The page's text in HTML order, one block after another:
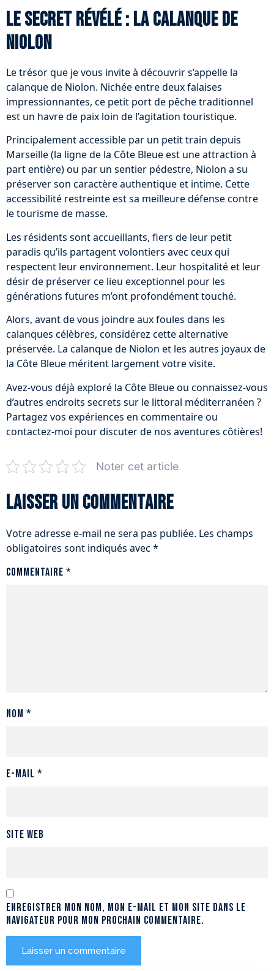
Le secret révélé : la calanque de
Niolon
Le trésor que je vous invite à découvrir s’appelle la
calanque de Niolon. Nichée entre deux falaises
impressionnantes, ce petit port de pêche traditionnel
est un havre de paix loin de l’agitation touristique.
Principalement accessible par un petit train depuis
Marseille (la ligne de la Côte Bleue est une attraction à
part entière) ou par un sentier pédestre, Niolon a su
préserver son caractère authentique et intime. Cette
accessibilité restreinte est sa meilleure défense contre
le tourisme de masse.
Les résidents sont accueillants, fiers de leur petit
paradis qu’ils partagent volontiers avec ceux qui
respectent leur environnement. Leur hospitalité et leur
désir de préserver ce lieu exceptionnel pour les
générations futures m’ont profondément touché.
Alors, avant de vous joindre aux foules dans les
calanques célèbres, considérez cette alternative
préservée. La calanque de Niolon et les autres joyaux de
la Côte Bleue méritent largement votre visite.
Avez-vous déjà exploré la Côte Bleue ou connaissez-vous
d’autres endroits secrets sur le littoral méditerranéen ?
Partagez vos expériences en commentaire ou
contactez-moi pour discuter de nos aventures côtières!
Noter cet article
Laisser un commentaire
Votre adresse e-mail ne sera pas publiée. Les champs
obligatoires sont indiqués avec *
Commentaire *
Nom *
E-mail *
Site web
Enregistrer mon nom, mon e-mail et mon site dans le
navigateur pour mon prochain commentaire.